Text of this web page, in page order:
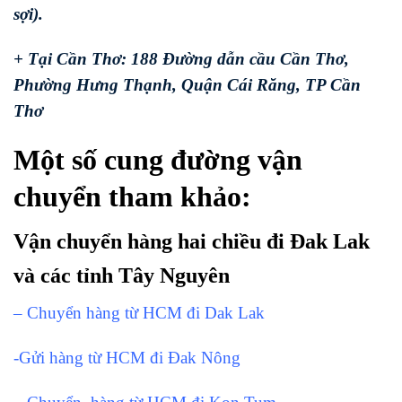
sợi).
+ Tại Cần Thơ: 188 Đường dẫn cầu Cần Thơ,
Phường Hưng Thạnh, Quận Cái Răng, TP Cần
Thơ
Một số cung đường vận
chuyển tham khảo:
Vận chuyển hàng hai chiều đi Đak Lak
và các tỉnh Tây Nguyên
– Chuyển hàng từ HCM đi Dak Lak
-Gửi hàng từ HCM đi Đak Nông